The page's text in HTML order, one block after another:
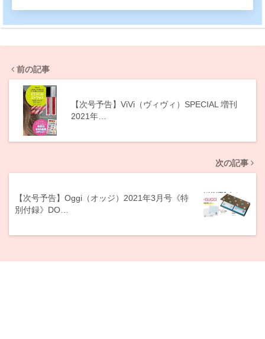
前の記事
【次号予告】ViVi（ヴィヴィ）SPECIAL 増刊
2021年…
次の記事
【次号予告】Oggi（オッジ）2021年3月号《特
別付録》DO…